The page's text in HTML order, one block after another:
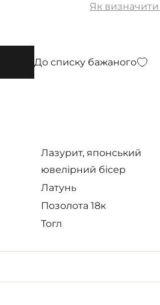
Як
До списку бажаного
Лазурит, японський
ювелірний бісер
Латунь
Позолота 18к
Тогл